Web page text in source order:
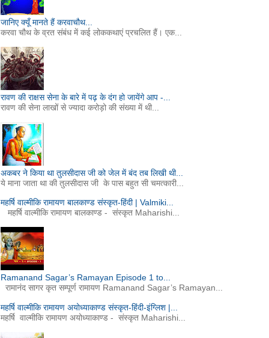
जानिए क्यूँ मानते हैं करवाचौथ...
करवा चौथ के व्रत संबंध में कई लोककथाएं प्रचलित हैं। एक...
रावण की राक्षस सेना के बारे में पढ़ के दंग हो जायेंगे आप -...
रावण की सेना लाखों से ज्यादा करोड़ो की संख्या में थी...
अकबर ने किया था तुलसीदास जी को जेल में बंद तब लिखी थी...
ये माना जाता था की तुलसीदास जी के पास बहुत सी चमत्कारी...
महर्षि वाल्मीकि रामायण बालकाण्ड संस्कृत-हिंदी | Valmiki...
महर्षि वाल्मीकि रामायण बालकाण्ड - संस्कृत Maharishi...
Ramanand Sagar’s Ramayan Episode 1 to...
रामानंद सागर कृत सम्पूर्ण रामायण Ramanand Sagar’s Ramayan...
महर्षि वाल्मीकि रामायण अयोध्याकाण्ड संस्कृत-हिंदी-इंग्लिश |...
महर्षि वाल्मीकि रामायण अयोध्याकाण्ड - संस्कृत Maharishi...